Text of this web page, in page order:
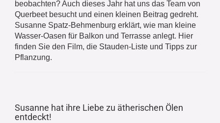
beobachten? Auch dieses Jahr hat uns das Team von
Querbeet besucht und einen kleinen Beitrag gedreht.
Susanne Spatz-Behmenburg erklärt, wie man kleine
Wasser-Oasen für Balkon und Terrasse anlegt. Hier
finden Sie den Film, die Stauden-Liste und Tipps zur
Pflanzung.
Susanne hat ihre Liebe zu ätherischen Ölen
entdeckt!